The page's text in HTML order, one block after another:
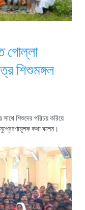
গোল্লা
শিশুমঙ্গল
সাথে শিশুদের পরিচয় করিয়ে
কথা বলেন।